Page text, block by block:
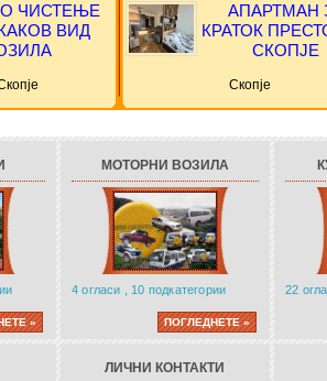
ЧИСТЕЊЕ
ВИД
АПАРТМАН
КРАТОК
СКОПЈЕ
Скопје
»
МОТОРНИ ВОЗИЛА
4 огласи , 10 подкатегории
ПОГЛЕДНЕТЕ »
22
ЛИЧНИ КОНТАКТИ